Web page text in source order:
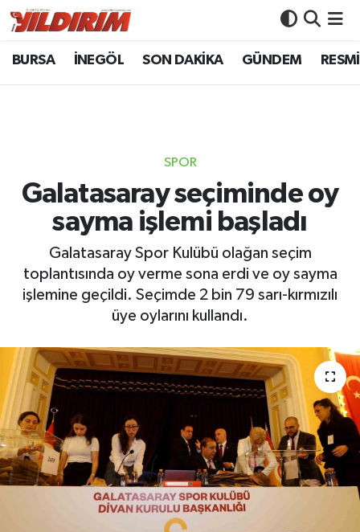
BURSA İNEGÖL SON DAKİKA GÜNDEM
SPOR
Galatasaray seçiminde oy
sayma işlemi başladı
Galatasaray Spor Kulübü olağan seçim
toplantısında oy verme sona erdi ve oy sayma
işlemine geçildi. Seçimde 2 bin 79 sarı-kırmızılı
üye oylarını kullandı.
BURSA
GÜNDEM
RESMİ İLANLAR
KÖŞE YAZILARI
SİYASET
YAŞAM
SPOR
Bursa Nöbetçi Eczaneler
Bursa Trafik Yoğunluk Haritası
Süper Lig Puan Durumu ve Fikstür
Tüm Manşetler
Son Dakika Haberleri
Haber Arşivi